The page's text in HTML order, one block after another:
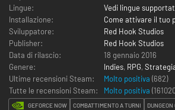
Lingue:
Vedi lingue
Installazione:
Come attivare il tuo
Sviluppatore:
Red Hook Studios
Publisher:
Red Hook Studios
Data di rilascio:
18 gennaio 2016
Genere:
Indies, RPG,
Ultime recensioni Steam:
Molto positiva (682)
Tutte le recensioni Steam:
Molto positiva (
GEFORCE NOW COMBATTIMENTO A TURNI